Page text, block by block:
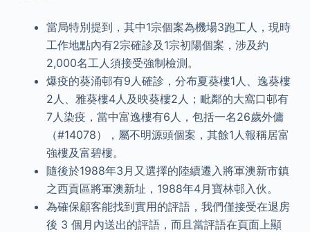
當局特別提到，其中1宗個案為機場3跑工人，現時
工作地點內有2宗確診及1宗初陽個案，涉及約
2,000名工人須接受強制檢測。
爆疫的葵涌邨有9人確診，分布夏葵樓1人、逸葵樓
2人、雅葵樓4人及映葵樓2人；毗鄰的大窩口邨有
7人染疫，當中富逸樓有6人，包括一名26歲外傭
（#14078），屬不明源頭個案，其餘1人報稱居富
強樓及富碧樓。
隨後於1988年3月又選擇的陸續遷入將軍澳新市鎮
之西貢區將軍澳新址，1988年4月寶林邨入伙。
為確保顧客能找到實用的評語，我們僅接受在退房
後 3 個月內送出的評語，而且當評語在頁面上顯